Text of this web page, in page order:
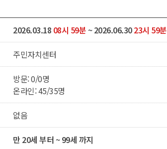
2026.03.18 08시 59분~ 2026.06.3023시 59분
주민자치센터
방문: 0/0명
온라인: 45/35명
없음
만 20세 부터 ~ 99세 까지